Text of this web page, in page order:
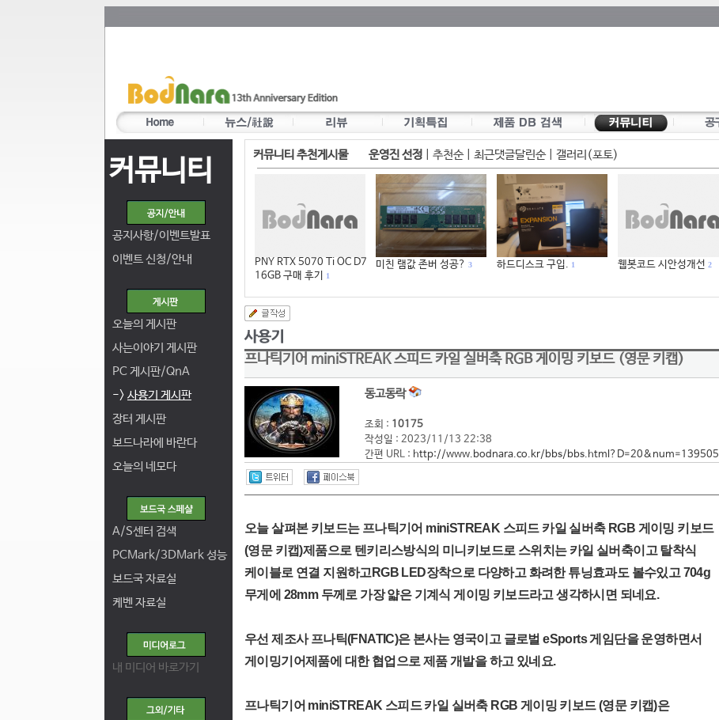
커뮤니티
공지사항/이벤트발표
이벤트 신청/안내
오늘의 게시판
사는이야기 게시판
PC 게시판/QnA
-> 사용기 게시판
장터 게시판
보드나라에 바란다
오늘의 네모다
A/S센터 검색
PCMark/3DMark 성능
보드국 자료실
케벤 자료실
내 미디어 바로가기
커뮤니티 추천게시물 운영진 선정 추천순| 최근댓글달린순| 갤러리(포토)
PNY RTX 5070 Ti OC D7
16GB 구매 후기
1
미친 램값 존버 성공? 3 하드디스크 구입. 1 웹봇코드 시안성개선 2
프나틱기어 miniSTREAK 스피드 카일 실버축 RGB 게이밍 키보드 (영문 키캡)
동고동락
조회 : 10175
작성일 : 2023/11/13 22:38
간편 URL : http://www.bodnara.co.kr/bbs/bbs.html?D=20&num=139505
오늘 살펴본 키보드는 프나틱기어 miniSTREAK 스피드 카일 실버축 RGB 게이밍 키보드
(영문 키캡)제품으로 텐키리스방식의 미니키보드로 스위치는 카일 실버축이고 탈착식
케이블로 연결 지원하고RGB LED장착으로 다양하고 화려한 튜닝효과도 볼수있고 704g
무게에 28mm 두께로 가장 얇은 기계식 게이밍 키보드라고 생각하시면 되네요.
우선 제조사 프나틱(FNATIC)은 본사는 영국이고 글로벌 eSports 게임단을 운영하면서
게이밍기어제품에 대한 협업으로 제품 개발을 하고 있네요.
프나틱기어 miniSTREAK 스피드 카일 실버축 RGB 게이밍 키보드 (영문 키캡)은